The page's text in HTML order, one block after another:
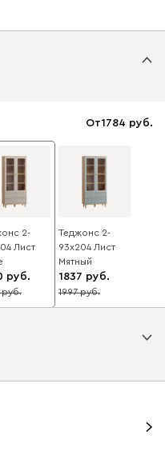
От1784
2-
Лист
Теджонс 2-
93x204 Лист
Мятный
1837
8
1997